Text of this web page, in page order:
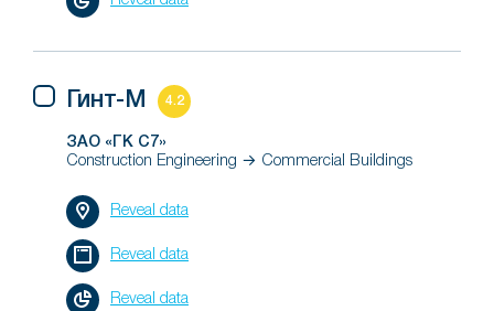
Гинт-М 4.2
ЗАО «ГК С7»
Construction Engineering → Commercial Buildings
Reveal data
Reveal data
Reveal data